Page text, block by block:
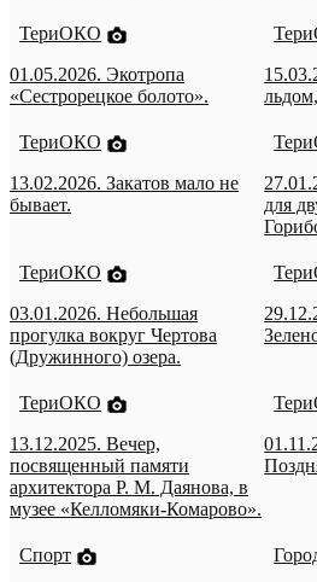
ТериОКО
01.05.2026. Экотропа
«Сестрорецкое болото».
ТериОКО
13.02.2026. Закатов мало не
бывает.
для
ТериОКО
03.01.2026. Небольшая
прогулка вокруг Чертова
(Дружинного) озера.
ТериОКО
13.12.2025. Вечер,
посвященный памяти
архитектора Р. М. Даянова, в
музее «Келломяки-Комарово».
Спорт